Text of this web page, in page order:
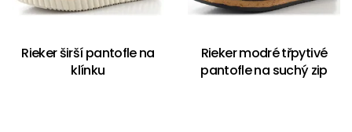
Rieker širší pantofle na
klínku
Rieker modré třpytivé
pantofle na suchý zip